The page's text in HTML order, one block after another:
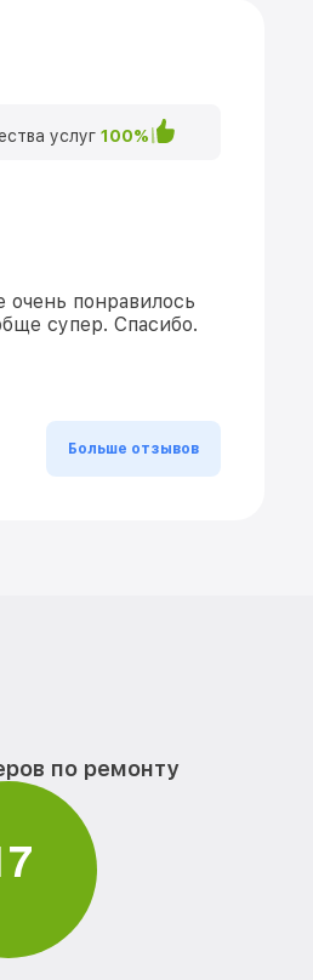
услуг 100%
понравилось
супер. Спасибо.
Больше отзывов
по ремонту
7